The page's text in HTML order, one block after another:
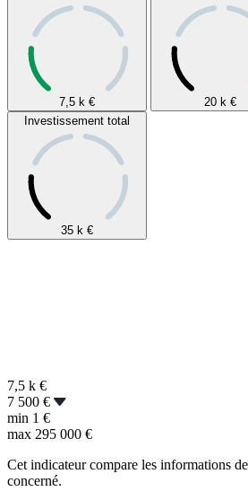
7,5 k € 20 k €
Investissement total
35 k €
7,5 k €
7 500 €
min 1 €
max 295 000 €
Cet indicateur compare les informations
concerné.